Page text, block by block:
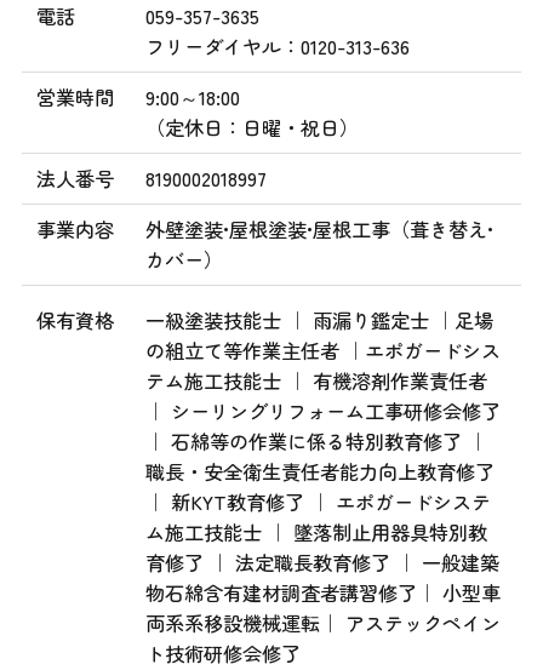
電話
059-357-3635
フリーダイヤル：0120-313-636
営業時間
9:00～18:00
（定休日：日曜・祝日）
法人番号
8190002018997
事業内容
外壁塗装•屋根塗装•屋根工事（葺き替え•
カバー）
保有資格
一級塗装技能士 ｜ 雨漏り鑑定士 ｜足場
の組立て等作業主任者 ｜エポガードシス
テム施工技能士 ｜ 有機溶剤作業責任者
｜ シーリングリフォーム工事研修会修了
｜ 石綿等の作業に係る特別教育修了 ｜
職長・安全衛生責任者能力向上教育修了
｜ 新KYT教育修了 ｜ エポガードシステ
ム施工技能士 ｜ 墜落制止用器具特別教
育修了 ｜ 法定職長教育修了 ｜ 一般建築
物石綿含有建材調査者講習修了｜ 小型車
両系系移設機械運転｜ アステックペイン
ト技術研修会修了